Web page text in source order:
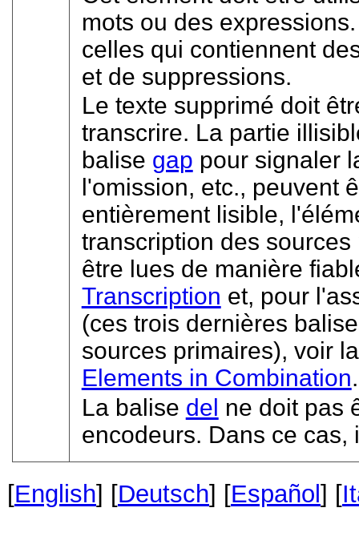
mots ou des
celles qui contiennent
et de suppressions.
Le texte supprimé doit
transcrire. La partie
balise gap pour signaler
l'omission, etc., peuvent
entièrement lisible,
transcription des
être lues de manière
Transcription et, pour
(ces trois dernières
sources primaires), voir
Elements in Combination.
La balise del ne doit pas
encodeurs. Dans ce
[English] [Deutsch] [Español ] [